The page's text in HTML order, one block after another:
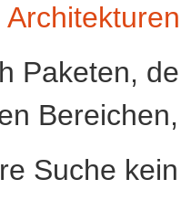
Architekturen
Paketen,
Suche